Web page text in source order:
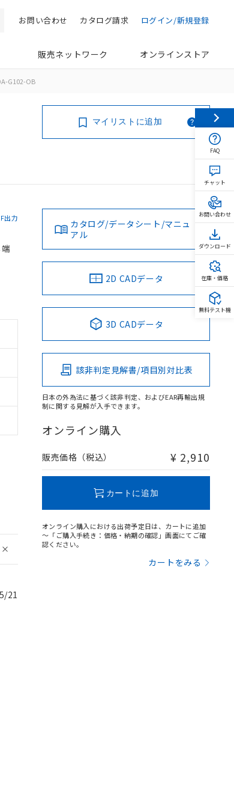
検索 ログイン/新規登録
カタログ請求
お問い合わせ
販売ネットワーク オンラインストア
G102-OB
マイリストに追加
出力
21
カタログ/データシート/マニュ
アル
2D CADデータ
3D CADデータ
該非判定見解書/項目別対比表
日本の外為法に基づく該非判定、およびEAR再輸出規
制に関する見解が入手できます。
オンライン購入
販売価格（税込） ¥ 2,910
カートに追加
オンライン購入における出荷予定日は、カートに追加
～「ご購入手続き：価格・納期の確認」画面にてご確
認ください。
カートをみる
FAQ
チャット
お問い合わせ
ダウンロード
在庫・価格
無料テスト機